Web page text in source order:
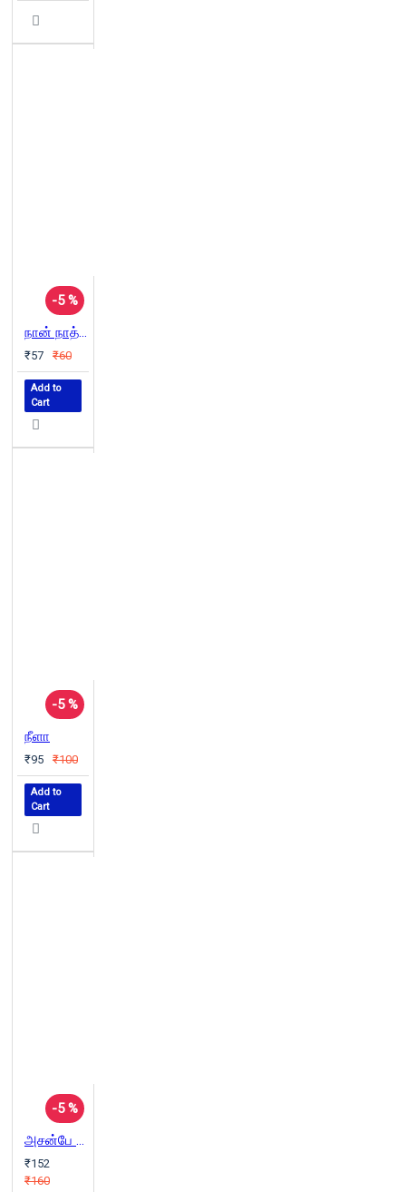
-5 %
நான் நாத்திகன் ஏன்?
₹57 ₹60
Add to
Cart
-5 %
நீளா
₹95 ₹100
Add to
Cart
-5 %
அசன்பே சரித்திரம்
₹152
₹160